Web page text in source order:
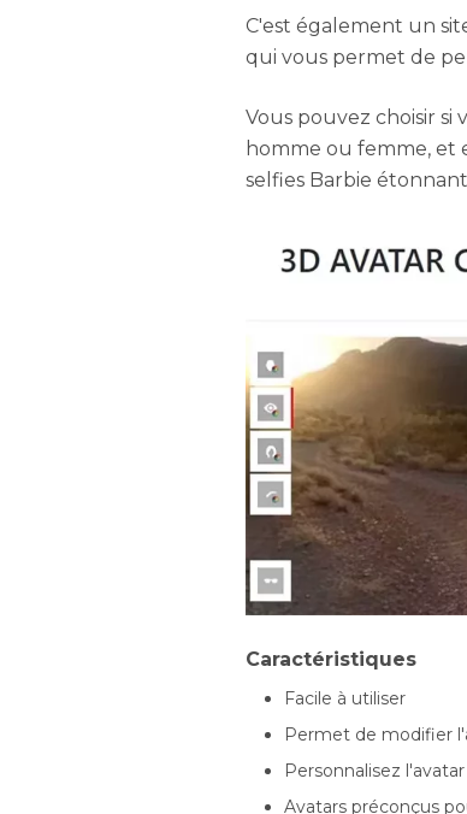
C'est également un
qui vous permet de
Vous pouvez choisir si
homme ou femme, et
selfies Barbie
Caractéristiques
Facile à utiliser
Permet de modifier
Personnalisez
Avatars préconçus